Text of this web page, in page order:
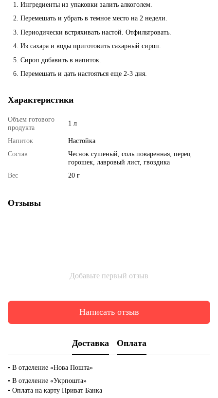
Ингредиенты из упаковки залить алкоголем.
Перемешать и убрать в темное место на 2 недели.
Периодически встряхивать настой. Отфильтровать.
Из сахара и воды приготовить сахарный сироп.
Сироп добавить в напиток.
Перемешать и дать настояться еще 2-3 дня.
Характеристики
Объем готового
продукта
1 л
Напиток
Настойка
Состав
Чеснок сушеный, соль поваренная, перец
горошек, лавровый лист, гвоздика
Вес
20 г
Отзывы
Добавьте первый отзыв
Написать отзыв
Доставка Оплата
• В отделение «Нова Пошта»
• В отделение «Укрпошта»
• Оплата на карту Приват Банка